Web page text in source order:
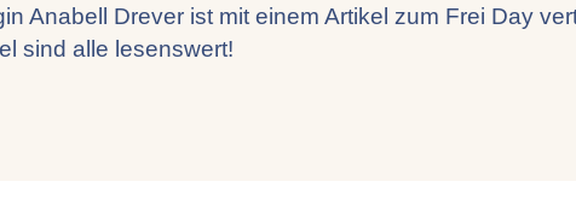
Anabell Drever ist mit einem Artikel zum Frei Day
sind alle lesenswert!